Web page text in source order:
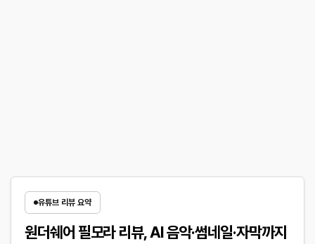
유튜브 리뷰 요약
원더쉐어 필모라 리뷰, AI 음악·썸네일·자막까지